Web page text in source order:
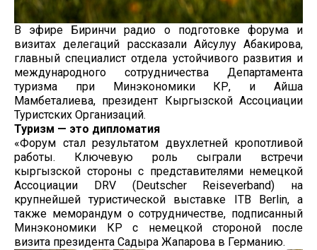
В эфире Биринчи радио о подготовке форума и
визитах делегаций рассказали Айсулуу Абакирова,
главный специалист отдела устойчивого развития и
международного сотрудничества Департамента
туризма при Минэкономики КР, и Айша
Мамбеталиева, президент Кыргызской Ассоциации
Туристских Организаций.
Туризм — это дипломатия
«Форум стал результатом двухлетней кропотливой
работы. Ключевую роль сыграли встречи
кыргызской стороны с представителями немецкой
Ассоциации DRV (Deutscher Reiseverband) на
крупнейшей туристической выставке ITB Berlin, а
также меморандум о сотрудничестве, подписанный
Минэкономики КР с немецкой стороной после
визита президента Садыра Жапарова в Германию.